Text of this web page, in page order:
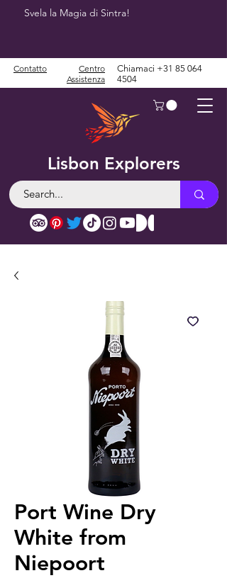
Svela la Magia di Sintra!
Lisbon Explorers
Contatto
Centro
Assistenza
Chiamaci +31 85 064
4504
Port Wine Dry
White from
Niepoort